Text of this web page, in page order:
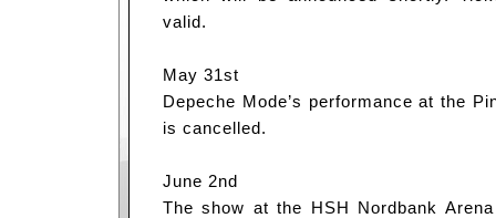
valid.
May 31st
Depeche Mode’s performance at the
is cancelled.
June 2nd
The show at the HSH Nordbank